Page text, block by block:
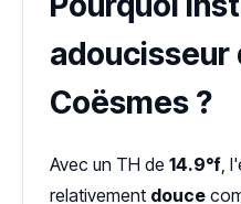
adoucisseur
Coësmes ?
Avec un TH de 14.9°f,
relativement douce